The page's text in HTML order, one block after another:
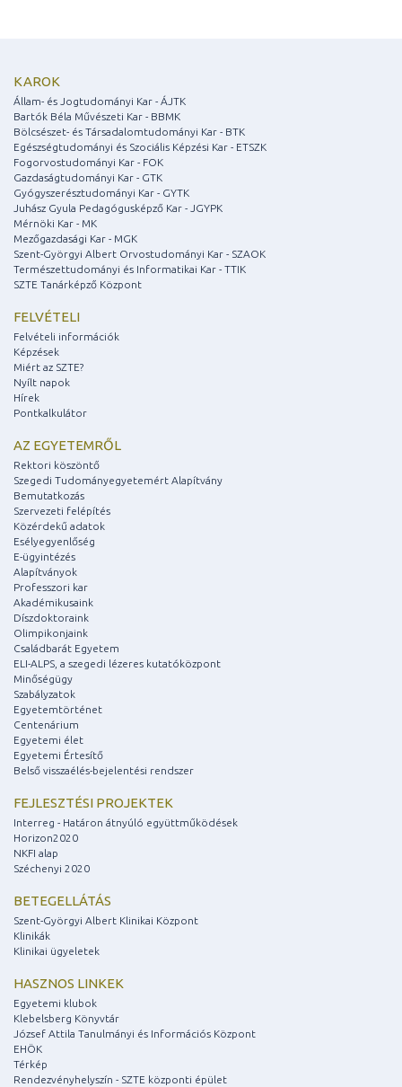
KAROK
Állam- és Jogtudományi Kar - ÁJTK
Bartók Béla Művészeti Kar - BBMK
Bölcsészet- és Társadalomtudományi Kar - BTK
Egészségtudományi és Szociális Képzési Kar - ETSZK
Fogorvostudományi Kar - FOK
Gazdaságtudományi Kar - GTK
Gyógyszerésztudományi Kar - GYTK
Juhász Gyula Pedagógusképző Kar - JGYPK
Mérnöki Kar - MK
Mezőgazdasági Kar - MGK
Szent-Györgyi Albert Orvostudományi Kar - SZAOK
Természettudományi és Informatikai Kar - TTIK
SZTE Tanárképző Központ
FELVÉTELI
Felvételi információk
Képzések
Miért az SZTE?
Nyílt napok
Hírek
Pontkalkulátor
AZ EGYETEMRŐL
Rektori köszöntő
Szegedi Tudományegyetemért Alapítvány
Bemutatkozás
Szervezeti felépítés
Közérdekű adatok
Esélyegyenlőség
E-ügyintézés
Alapítványok
Professzori kar
Akadémikusaink
Díszdoktoraink
Olimpikonjaink
Családbarát Egyetem
ELI-ALPS, a szegedi lézeres kutatóközpont
Minőségügy
Szabályzatok
Egyetemtörténet
Centenárium
Egyetemi élet
Egyetemi Értesítő
Belső visszaélés-bejelentési rendszer
FEJLESZTÉSI PROJEKTEK
Interreg - Határon átnyúló együttműködések
Horizon2020
NKFI alap
Széchenyi 2020
BETEGELLÁTÁS
Szent-Györgyi Albert Klinikai Központ
Klinikák
Klinikai ügyeletek
HASZNOS LINKEK
Egyetemi klubok
Klebelsberg Könyvtár
József Attila Tanulmányi és Információs Központ
EHÖK
Térkép
Rendezvényhelyszín - SZTE központi épület